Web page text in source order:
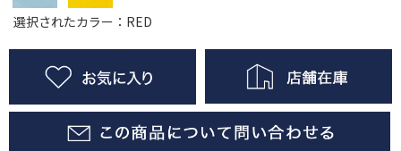
選択されたカラー：RED